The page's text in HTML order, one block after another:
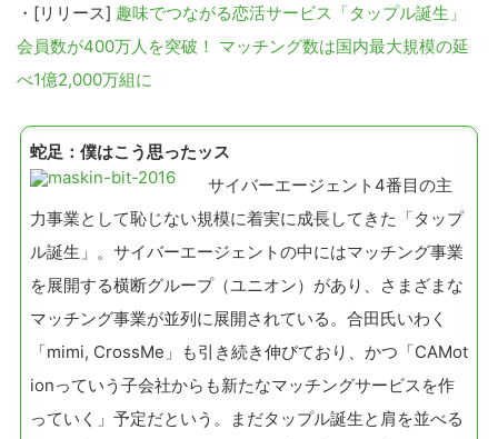
・[リリース] 趣味でつながる恋活サービス「タップル誕生」
会員数が400万人を突破！ マッチング数は国内最大規模の延
べ1億2,000万組に
蛇足：僕はこう思ったッス
サイバーエージェント4番目の主
力事業として恥じない規模に着実に成長してきた「タップ
ル誕生」。サイバーエージェントの中にはマッチング事業
を展開する横断グループ（ユニオン）があり、さまざまな
マッチング事業が並列に展開されている。合田氏いわく
「mimi, CrossMe」も引き続き伸びており、かつ「CAMot
ionっていう子会社からも新たなマッチングサービスを作
っていく」予定だという。まだタップル誕生と肩を並べる
こ